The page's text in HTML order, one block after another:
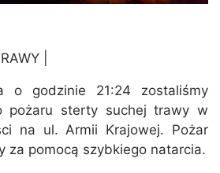
|
o godzinie 21:24 zostaliśmy
pożaru sterty suchej trawy w
na ul. Armii Krajowej. Pożar
za pomocą szybkiego natarcia.